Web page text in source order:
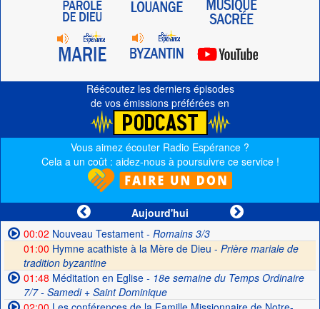
Réécoutez les derniers épisodes
de vos émissions préférées en
Vous aimez écouter Radio Espérance ?
Cela a un coût : aidez-nous à poursuivre ce service !
Aujourd'hui
00:02 Nouveau Testament- Romains 3/3
01:00 Hymne acathiste à la Mère de Dieu - Prière mariale de
tradition byzantine
01:48 Méditation en Eglise- 18e semaine du Temps Ordinaire
7/7 - Samedi + Saint Dominique